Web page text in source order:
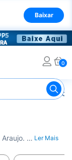
Baixar
0
Vacina de Febre
Compre Vacina de Febre Tifoide na Drogaria Araujo. Prevenção contra a febre tifoide. Entrega para todo o Brasil. Ler Mais